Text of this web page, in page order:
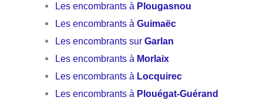
Les encombrants à Plougasnou
Les encombrants àGuimaëc
Les encombrants surGarlan
Les encombrants à Morlaix
Les encombrants à Locquirec
Les encombrants à Plouégat-Guérand